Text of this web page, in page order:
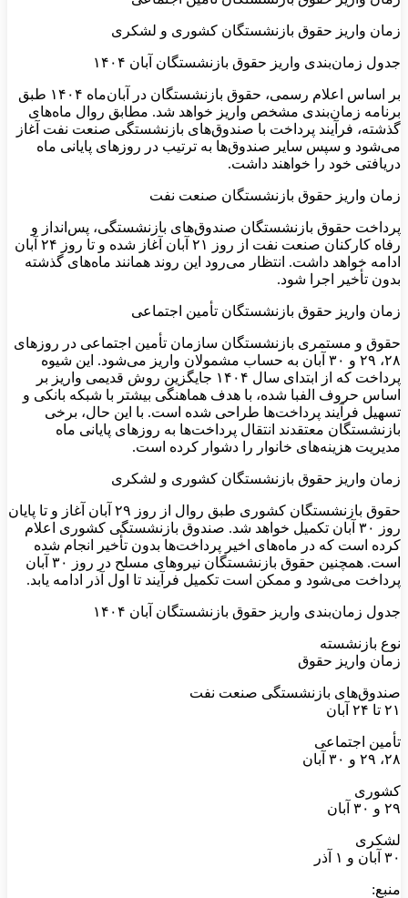
زمان واریز حقوق بازنشستگان کشوری و لشکری
جدول زمان‌بندی واریز حقوق بازنشستگان آبان ۱۴۰۴
بر اساس اعلام رسمی، حقوق بازنشستگان در آبان‌ماه ۱۴۰۴ طبق
برنامه زمان‌بندی مشخص واریز خواهد شد. مطابق روال ماه‌های
گذشته، فرآیند پرداخت با صندوق‌های بازنشستگی صنعت نفت آغاز
می‌شود و سپس سایر صندوق‌ها به ترتیب در روزهای پایانی ماه
دریافتی خود را خواهند داشت.
زمان واریز حقوق بازنشستگان صنعت نفت
پرداخت حقوق بازنشستگان صندوق‌های بازنشستگی، پس‌انداز و
رفاه کارکنان صنعت نفت از روز ۲۱ آبان آغاز شده و تا روز ۲۴ آبان
ادامه خواهد داشت. انتظار می‌رود این روند همانند ماه‌های گذشته
بدون تأخیر اجرا شود.
زمان واریز حقوق بازنشستگان تأمین اجتماعی
حقوق و مستمری بازنشستگان سازمان تأمین اجتماعی در روزهای
۲۸، ۲۹ و ۳۰ آبان به حساب مشمولان واریز می‌شود. این شیوه
پرداخت که از ابتدای سال ۱۴۰۴ جایگزین روش قدیمی واریز بر
اساس حروف الفبا شده، با هدف هماهنگی بیشتر با شبکه بانکی و
تسهیل فرآیند پرداخت‌ها طراحی شده است. با این حال، برخی
بازنشستگان معتقدند انتقال پرداخت‌ها به روزهای پایانی ماه
مدیریت هزینه‌های خانوار را دشوار کرده است.
زمان واریز حقوق بازنشستگان کشوری و لشکری
حقوق بازنشستگان کشوری طبق روال از روز ۲۹ آبان آغاز و تا پایان
روز ۳۰ آبان تکمیل خواهد شد. صندوق بازنشستگی کشوری اعلام
کرده است که در ماه‌های اخیر پرداخت‌ها بدون تأخیر انجام شده
است. همچنین حقوق بازنشستگان نیروهای مسلح در روز ۳۰ آبان
پرداخت می‌شود و ممکن است تکمیل فرآیند تا اول آذر ادامه یابد.
جدول زمان‌بندی واریز حقوق بازنشستگان آبان ۱۴۰۴
نوع بازنشسته
زمان واریز حقوق
صندوق‌های بازنشستگی صنعت نفت
۲۱ تا ۲۴ آبان
تأمین اجتماعی
۲۸، ۲۹ و ۳۰ آبان
کشوری
۲۹ و ۳۰ آبان
لشکری
۳۰ آبان و ۱ آذر
منبع: